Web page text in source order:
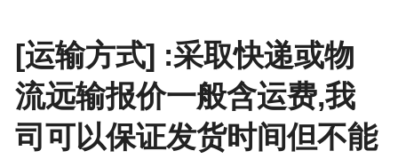
[运输方式] :采取快递或物
流远输报价一般含运费,我
司可以保证发货时间但不能